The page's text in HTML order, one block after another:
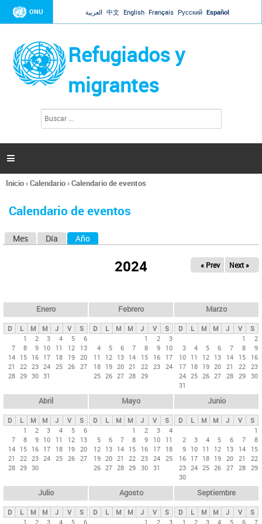
Jump to navigation
ONU العربية 中文 English Français Русский Español
Refugiados y
migrantes
l
d
s

Se
usted
Inicio›Calendario›Calendario de eventos
Calendario de eventos
s
p
n
c
i
p
e
Mes Día Año
2024 « Prev Next »
Enero
D L M M J V
S
1
2 3 4 5
6
7
8 9 10 11 12
13
14 15 16 17 18 19 20
21
22 23 24 25 26 27
28 29 30 31
Febrero
D L M M J V
S
1
2
3
4
5 6 7 8 9
10
11
12 13 14 15 16
17
18 19 20 21 22 23 24
25 26 27 28 29
Marzo
D L M M J V
S
1
2
3
4 5 6 7 8
9
10 11 12 13 14 15
16
17 18 19 20 21 22 23
24 25 26 27 28 29 30
31
Abril
D L M M J V
S
1
2 3 4 5
6
7
8 9 10 11 12
13
14 15 16 17 18 19 20
21
22 23 24 25 26 27
28 29 30
Mayo
D L M M J V
S
1
2 3
4
5
6 7 8 9 10
11
12 13 14 15 16 17
18
19 20 21 22 23 24 25
26 27 28 29 30 31
Junio
D L M M J V
S
1
2
3 4 5 6 7
8
9 10 11 12 13 14
15
16 17 18 19 20 21
22
23 24 25 26 27 28 29
30
Julio
D L M M J V
S
1
2 3 4 5 6
Agosto
D L M M J V
S
1
2 3
Septiembre
D L M M J V
S
1
2 3 4 5 6 7